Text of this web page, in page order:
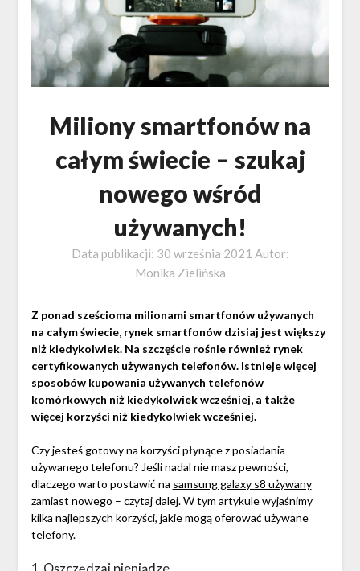
Miliony smartfonów na
całym świecie – szukaj
nowego wśród
używanych!
Data publikacji: 30 września 2021 Autor:
Monika Zielińska
Z ponad sześcioma milionami smartfonów używanych
na całym świecie, rynek smartfonów dzisiaj jest większy
niż kiedykolwiek. Na szczęście rośnie również rynek
certyfikowanych używanych telefonów. Istnieje więcej
sposobów kupowania używanych telefonów
komórkowych niż kiedykolwiek wcześniej, a także
więcej korzyści niż kiedykolwiek wcześniej.
Czy jesteś gotowy na korzyści płynące z posiadania
używanego telefonu? Jeśli nadal nie masz pewności,
dlaczego warto postawić na samsung galaxy s8 używany
zamiast nowego – czytaj dalej. W tym artykule wyjaśnimy
kilka najlepszych korzyści, jakie mogą oferować używane
telefony.